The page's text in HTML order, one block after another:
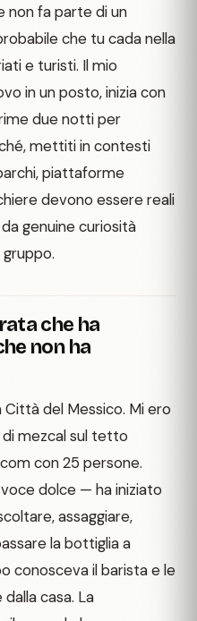
non fa parte di un
che tu cada nella
e turisti. Il mio
in un posto, inizia con
due notti per
mettiti in contesti
piattaforme
devono essere reali
genuine curiosità
che ha
non ha
del Messico. Mi ero
mezcal sul tetto
con 25 persone.
dolce — ha iniziato
assaggiare,
la bottiglia a
conosceva il barista e le
casa. La